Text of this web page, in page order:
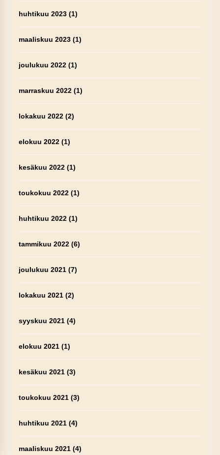
huhtikuu 2023(1)
maaliskuu 2023(1)
joulukuu 2022(1)
marraskuu 2022(1)
lokakuu 2022(2)
elokuu 2022(1)
kesäkuu 2022(1)
toukokuu 2022(1)
huhtikuu 2022(1)
tammikuu 2022(6)
joulukuu 2021(7)
lokakuu 2021(2)
syyskuu 2021(4)
elokuu 2021(1)
kesäkuu 2021(3)
toukokuu 2021(3)
huhtikuu 2021(4)
maaliskuu 2021(4)